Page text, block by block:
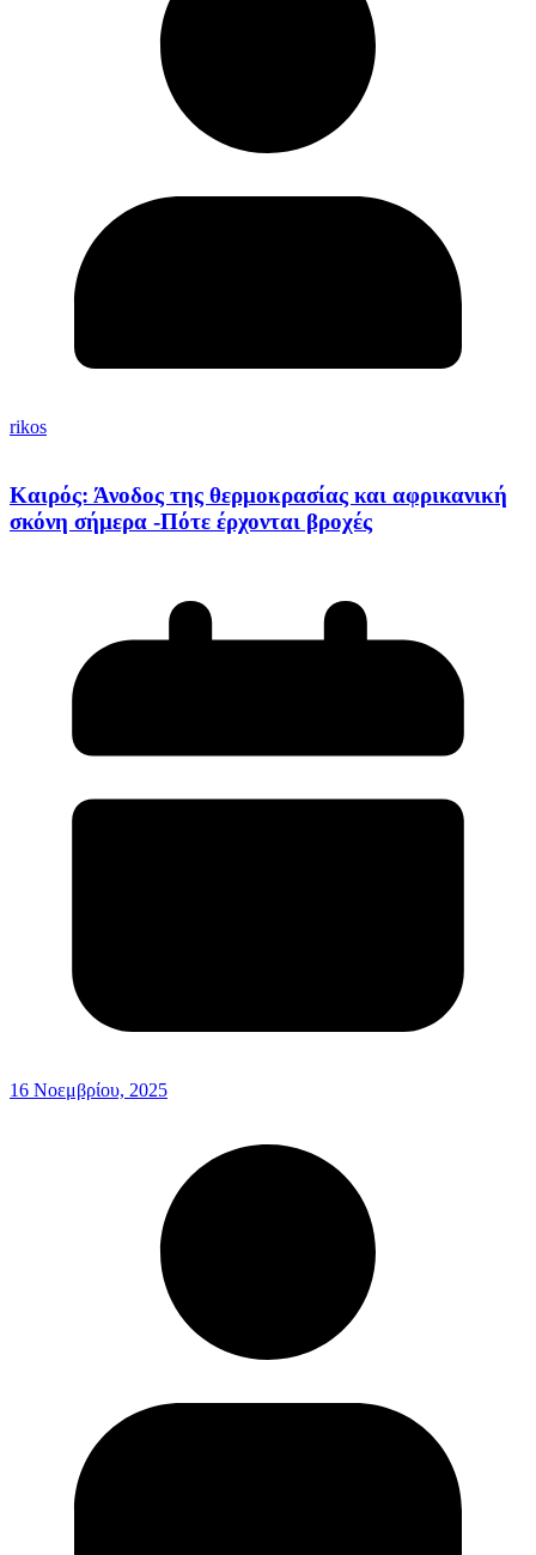
rikos
Καιρός: Άνοδος της θερμοκρασίας και αφρικανική
σκόνη σήμερα -Πότε έρχονται βροχές
16 Νοεμβρίου, 2025